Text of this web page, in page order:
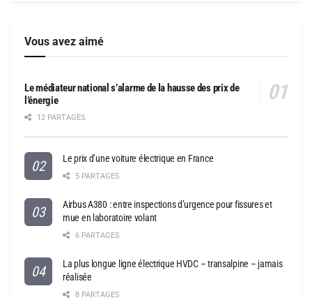
Vous avez aimé
Le médiateur national s’alarme de la hausse des prix de
l’énergie
12 PARTAGES
Le prix d’une voiture électrique en France
5 PARTAGES
Airbus A380 : entre inspections d’urgence pour fissures et
mue en laboratoire volant
6 PARTAGES
La plus longue ligne électrique HVDC – transalpine – jamais
réalisée
8 PARTAGES